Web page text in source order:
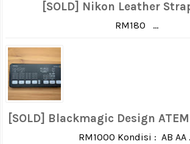
[SOLD] Nikon Leather
RM180 ...
[SOLD] Blackmagic Design
RM1000 Kondisi : AB AA